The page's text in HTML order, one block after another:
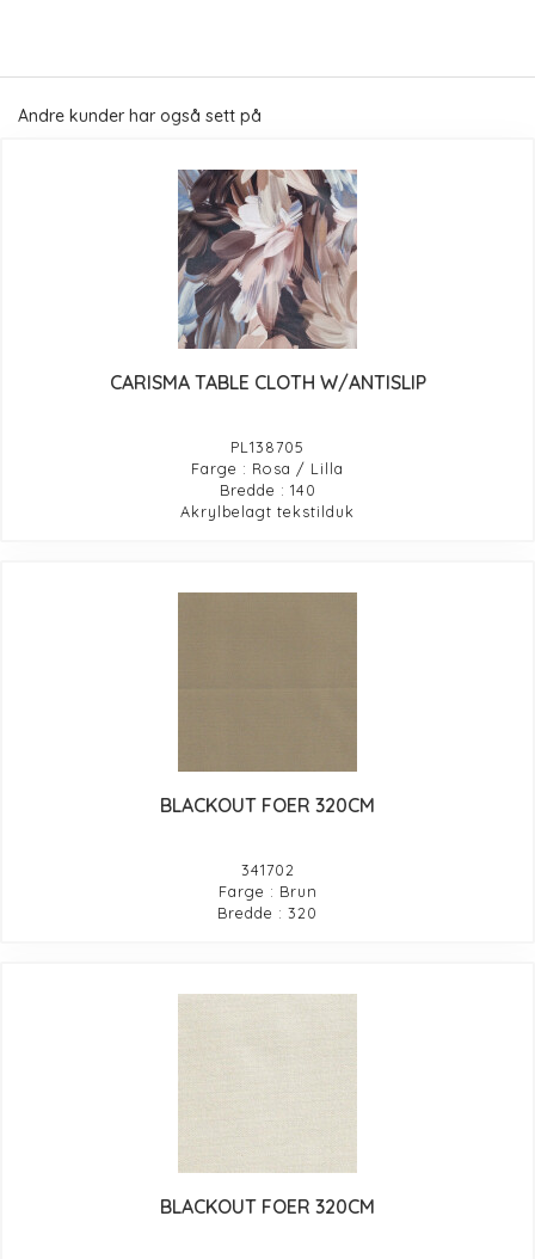
Andre kunder har også sett på
CARISMA TABLE CLOTH W/ANTISLIP
PL138705
Farge : Rosa / Lilla
Bredde : 140
Akrylbelagt tekstilduk
BLACKOUT FOER 320CM
341702
Farge : Brun
Bredde : 320
BLACKOUT FOER 320CM